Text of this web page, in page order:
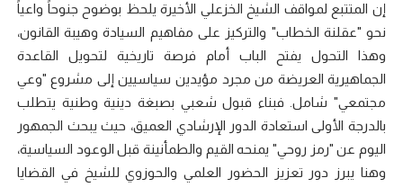
إن المتتبع لمواقف الشيخ الخزعلي الأخيرة يلحظ بوضوح جنوحاً واعياً
نحو "عقلنة الخطاب" والتركيز على مفاهيم السيادة وهيبة القانون،
وهذا التحول يفتح الباب أمام فرصة تاريخية لتحويل القاعدة
الجماهيرية العريضة من مجرد مؤيدين سياسيين إلى مشروع "وعي
مجتمعي" شامل. فبناء قبول شعبي بصبغة دينية وطنية يتطلب
بالدرجة الأولى استعادة الدور الإرشادي العميق، حيث يبحث الجمهور
اليوم عن "رمز روحي" يمنحه القيم والطمأنينة قبل الوعود السياسية،
وهنا يبرز دور تعزيز الحضور العلمي والحوزوي للشيخ في القضايا